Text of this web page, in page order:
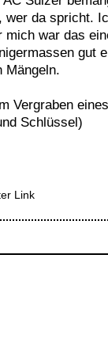
da spricht.
war das
gut
Mängeln.
Vergraben
Schlüssel)
Link